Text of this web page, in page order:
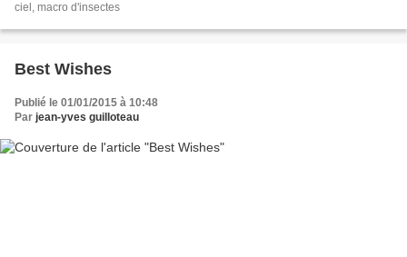
ciel, macro d'insectes
Best Wishes
Publié le 01/01/2015 à 10:48
Par jean-yves guilloteau